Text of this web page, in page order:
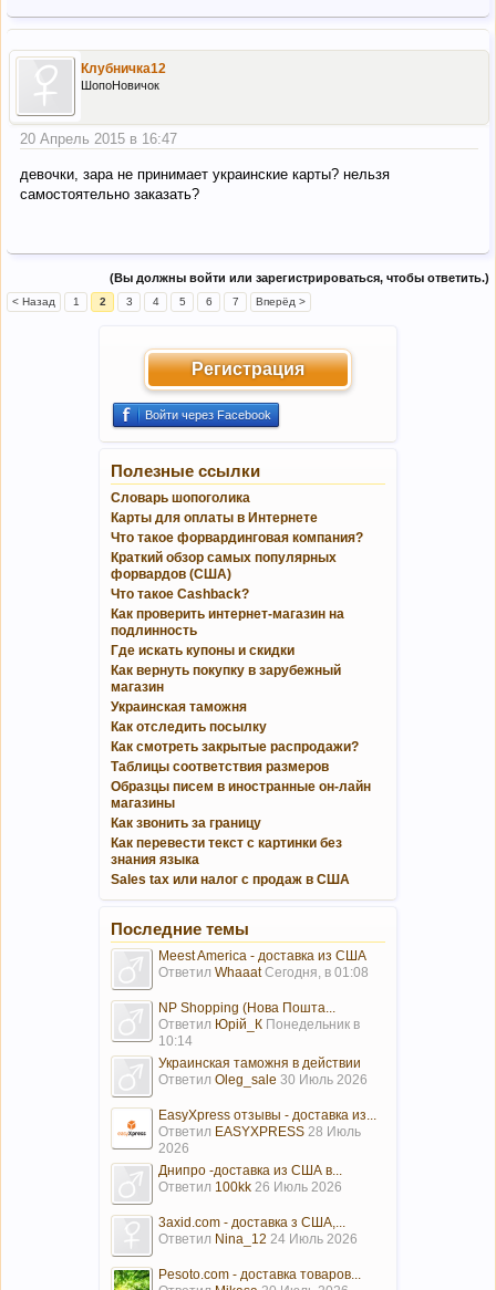
Клубничка12
ШопоНовичок
20 Апрель 2015 в 16:47
девочки, зара не принимает украинские карты? нельзя
самостоятельно заказать?
(Вы должны войти или зарегистрироваться, чтобы ответить.)
< Назад 1 2 3 4 5 6 7 Вперёд >
Регистрация
Войти через Facebook
Полезные ссылки
Словарь шопоголика
Карты для оплаты в Интернете
Что такое форвардинговая компания?
Краткий обзор самых популярных
форвардов (США)
Что такое Cashback?
Как проверить интернет-магазин на
подлинность
Где искать купоны и скидки
Как вернуть покупку в зарубежный
магазин
Украинская таможня
Как отследить посылку
Как смотреть закрытые распродажи?
Таблицы соответствия размеров
Образцы писем в иностранные он-лайн
магазины
Как звонить за границу
Как перевести текст с картинки без
знания языка
Sales tax или налог с продаж в США
Последние темы
Meest America - доставка из США
Ответил Whaaat Сегодня, в 01:08
NP Shopping (Нова Пошта...
Ответил Юрій_К Понедельник в
10:14
Украинская таможня в действии
Ответил Oleg_sale 30 Июль 2026
EasyXpress отзывы - доставка из...
Ответил EASYXPRESS 28 Июль
2026
Днипро -доставка из США в...
Ответил 100kk 26 Июль 2026
3axid.com - доставка з США,...
Ответил Nina_12 24 Июль 2026
Pesoto.com - доставка товаров...